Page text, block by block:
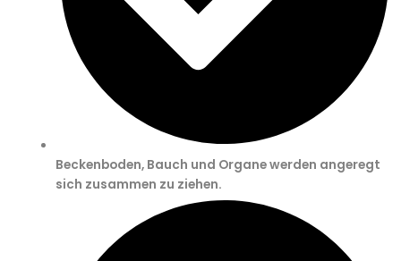
Beckenboden, Bauch und Organe werden angeregt
sich zusammen zu ziehen.